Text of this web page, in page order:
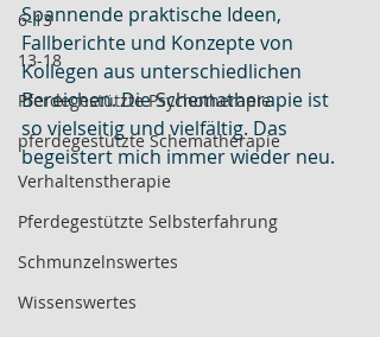
6-13
13-18
Pferdegestützte Psychotherapie
pferdegestützte Schematherapie
Verhaltenstherapie
Pferdegestützte Selbsterfahrung
Schmunzelnswertes
Wissenswertes
Spannende praktische Ideen,
Fallberichte und Konzepte von
Kollegen aus unterschiedlichen
Bereichen. Die Schematherapie ist
so vielseitig und vielfältig. Das
begeistert mich immer wieder neu.